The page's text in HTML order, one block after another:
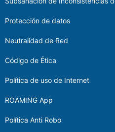
Protección de datos
Neutralidad de Red
Código de Ética
Política de uso de Internet
ROAMING App
Política Anti Robo